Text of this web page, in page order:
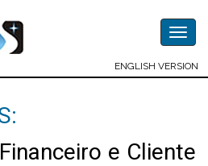
ENGLISH VERSION
e Cliente